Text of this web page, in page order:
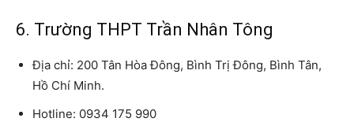
6. Trường THPT Trần Nhân Tông
Địa chỉ: 200 Tân Hòa Đông, Bình Trị Đông, Bình Tân,
Hồ Chí Minh.
Hotline: 0934 175 990